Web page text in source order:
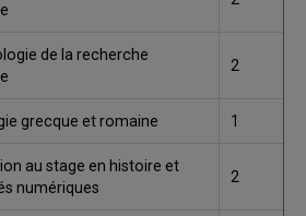
de la recherche
2
grecque et romaine 1
au stage en histoire et
numériques
2